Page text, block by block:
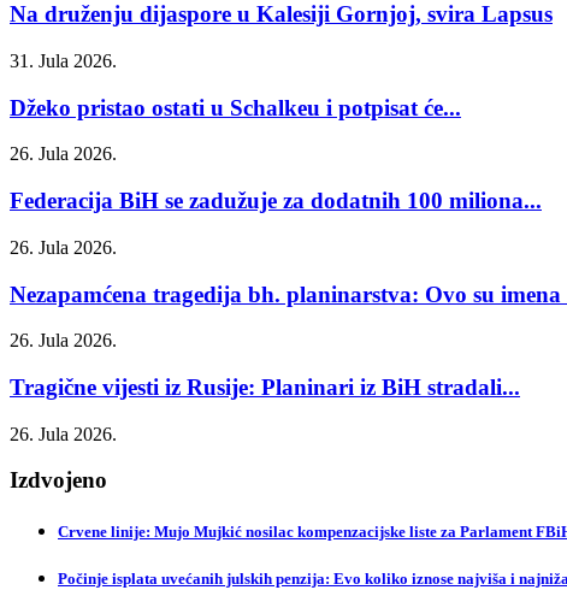
Na druženju dijaspore u Kalesiji Gornjoj, svira Lapsus
31. Jula 2026.
Džeko pristao ostati u Schalkeu i potpisat će...
26. Jula 2026.
Federacija BiH se zadužuje za dodatnih 100 miliona...
26. Jula 2026.
Nezapamćena tragedija bh. planinarstva: Ovo su imena
26. Jula 2026.
Tragične vijesti iz Rusije: Planinari iz BiH stradali...
26. Jula 2026.
Izdvojeno
Crvene linije: Mujo Mujkić nosilac kompenzacijske liste za Parlament
Počinje isplata uvećanih julskih penzija: Evo koliko iznose najviša i